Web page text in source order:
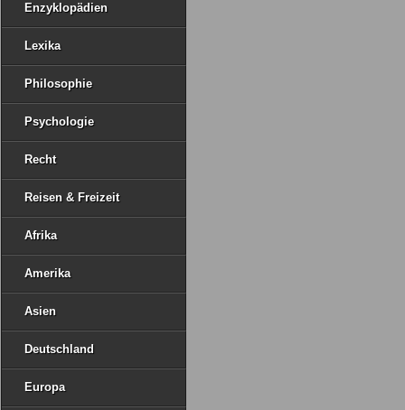
Enzyklopädien
Lexika
Philosophie
Psychologie
Recht
Reisen & Freizeit
Afrika
Amerika
Asien
Deutschland
Europa